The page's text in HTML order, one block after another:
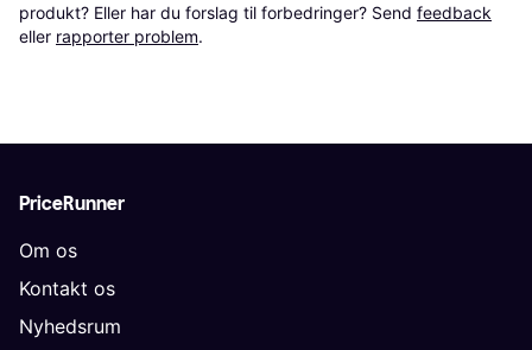
produkt? Eller har du forslag til forbedringer? Send feedback
eller rapporter problem.
PriceRunner
Om os
Kontakt os
Nyhedsrum